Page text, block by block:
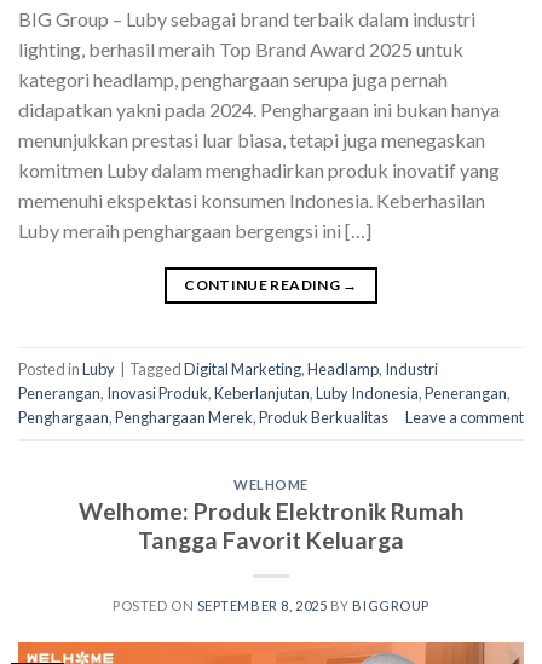
BIG Group – Luby sebagai brand terbaik dalam industri
lighting, berhasil meraih Top Brand Award 2025 untuk
kategori headlamp, penghargaan serupa juga pernah
didapatkan yakni pada 2024. Penghargaan ini bukan hanya
menunjukkan prestasi luar biasa, tetapi juga menegaskan
komitmen Luby dalam menghadirkan produk inovatif yang
memenuhi ekspektasi konsumen Indonesia. Keberhasilan
Luby meraih penghargaan bergengsi ini […]
CONTINUE READING →
Posted inLuby TaggedDigital Marketing,Headlamp, Industri
Penerangan, Inovasi Produk,Keberlanjutan,Luby Indonesia,Penerangan,
Penghargaan,Penghargaan Merek,Produk Berkualitas Leave a comment
WELHOME
Welhome: Produk Elektronik Rumah
Tangga Favorit Keluarga
POSTED ON SEPTEMBER 8, 2025 BY BIGGROUP